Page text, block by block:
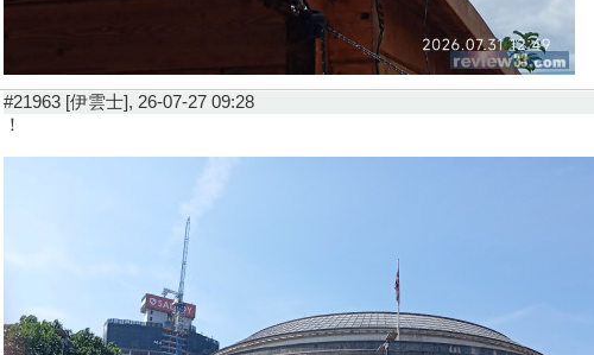
#21963 [伊雲士], 26-07-27 09:28
！